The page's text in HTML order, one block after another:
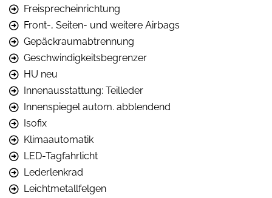
Freisprecheinrichtung
Front-, Seiten- und weitere Airbags
Gepäckraumabtrennung
Geschwindigkeitsbegrenzer
HU neu
Innenausstattung: Teilleder
Innenspiegel autom. abblendend
Isofix
Klimaautomatik
LED-Tagfahrlicht
Lederlenkrad
Leichtmetallfelgen